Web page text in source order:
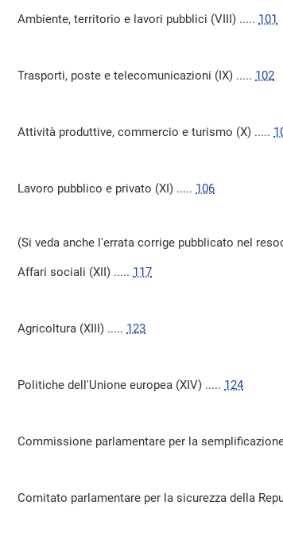
Ambiente, territorio e lavori pubblici (VIII) ..... 101
Trasporti, poste e telecomunicazioni (IX) ..... 102
Attività produttive, commercio e turismo (X) .....
Lavoro pubblico e privato (XI) ..... 106
(Si veda anche l'errata corrige pubblicato nel
Affari sociali (XII) ..... 117
Agricoltura (XIII) ..... 123
Politiche dell'Unione europea (XIV) ..... 124
Commissione parlamentare per la
Comitato parlamentare per la sicurezza della